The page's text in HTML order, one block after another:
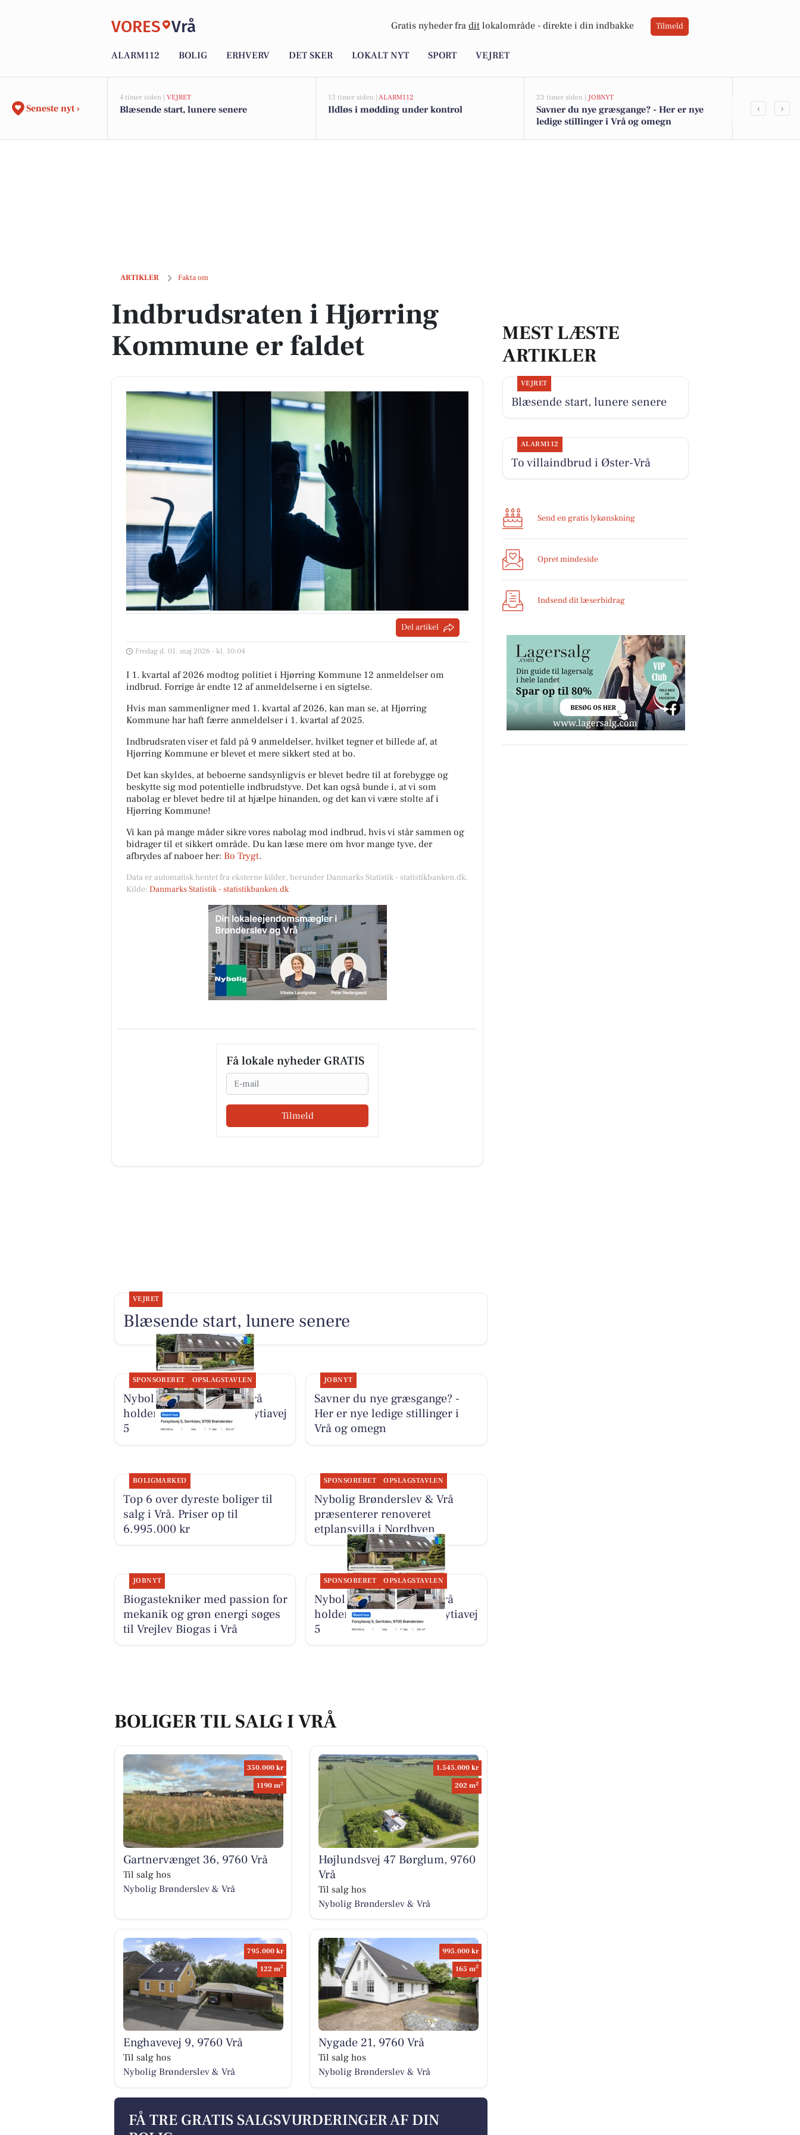
VORES Vrå Gratis nyheder fra dit lokalområde - direkte i din indbakke Tilmeld
ALARM112 BOLIG ERHVERV DET SKER LOKALT NYT SPORT VEJRET
Seneste nyt ›
4 timer siden | VEJRET
Blæsende start, lunere senere
13 timer siden | ALARM112
Ildløs i mødding under kontrol
23 timer siden | JOBNYT
Savner du nye græsgange? - Her er nye
ledige stillinger i Vrå og omegn
Top 6 over
‹ ›
ARTIKLER Fakta om
Indbrudsraten i Hjørring Kommune er faldet
Indbrudsraten i Hjørring
Kommune er faldet
Del artikel
Fredag d. 01. maj 2026 - kl. 10:04
I 1. kvartal af 2026 modtog politiet i Hjørring Kommune 12 anmeldelser om
indbrud. Forrige år endte 12 af anmeldelserne i en sigtelse.
Hvis man sammenligner med 1. kvartal af 2026, kan man se, at Hjørring
Kommune har haft færre anmeldelser i 1. kvartal af 2025.
Indbrudsraten viser et fald på 9 anmeldelser, hvilket tegner et billede af, at
Hjørring Kommune er blevet et mere sikkert sted at bo.
Det kan skyldes, at beboerne sandsynligvis er blevet bedre til at forebygge og
beskytte sig mod potentielle indbrudstyve. Det kan også bunde i, at vi som
nabolag er blevet bedre til at hjælpe hinanden, og det kan vi være stolte af i
Hjørring Kommune!
Vi kan på mange måder sikre vores nabolag mod indbrud, hvis vi står sammen og
bidrager til et sikkert område. Du kan læse mere om hvor mange tyve, der
afbrydes af naboer her: Bo Trygt.
Data er automatisk hentet fra eksterne kilder, herunder Danmarks Statistik - statistikbanken.dk.
Kilde: Danmarks Statistik - statistikbanken.dk
Få lokale nyheder GRATIS
Email
Tilmeld
MEST LÆSTE
ARTIKLER
VEJRET
Blæsende start, lunere senere
ALARM112
To villaindbrud i Øster-Vrå
Send en gratis lykønskning
Opret mindeside
Indsend dit læserbidrag
VEJRET
Blæsende start, lunere senere
SPONSORERET OPSLAGSTAVLEN
Nybolig Brønderslev & Vrå
holder åbent hus på Forsytiavej
5
JOBNYT
Savner du nye græsgange? -
Her er nye ledige stillinger i
Vrå og omegn
BOLIGMARKED
Top 6 over dyreste boliger til
salg i Vrå. Priser op til
6.995.000 kr
SPONSORERET OPSLAGSTAVLEN
Nybolig Brønderslev & Vrå
præsenterer renoveret
etplansvilla i Nordbyen
JOBNYT
Biogastekniker med passion for
mekanik og grøn energi søges
til Vrejlev Biogas i Vrå
SPONSORERET OPSLAGSTAVLEN
Nybolig Brønderslev & Vrå
holder åbent hus på Forsytiavej
5
BOLIGER TIL SALG I VRÅ
350.000 kr
1190 m2
Gartnervænget 36, 9760 Vrå
Til salg hos
Nybolig Brønderslev & Vrå
1.545.000 kr
202 m2
Højlundsvej 47 Børglum, 9760
Vrå
Til salg hos
Nybolig Brønderslev & Vrå
795.000 kr
122 m2
Enghavevej 9, 9760 Vrå
Til salg hos
Nybolig Brønderslev & Vrå
995.000 kr
165 m2
Nygade 21, 9760 Vrå
Til salg hos
Nybolig Brønderslev & Vrå
FÅ TRE GRATIS SALGSVURDERINGER AF DIN